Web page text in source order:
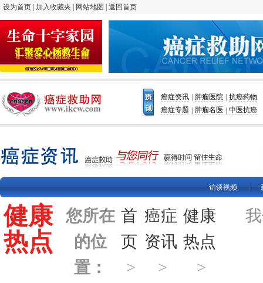
设为首页 加入收藏夹 网站地图 返回首页
癌症资讯 肿瘤医院
抗癌药物
癌症专题 | 肿瘤名医 | 中医抗癌
访谈视频
健康
热点
您所在
的位
置：
首
页
癌症
资讯
健康
热点